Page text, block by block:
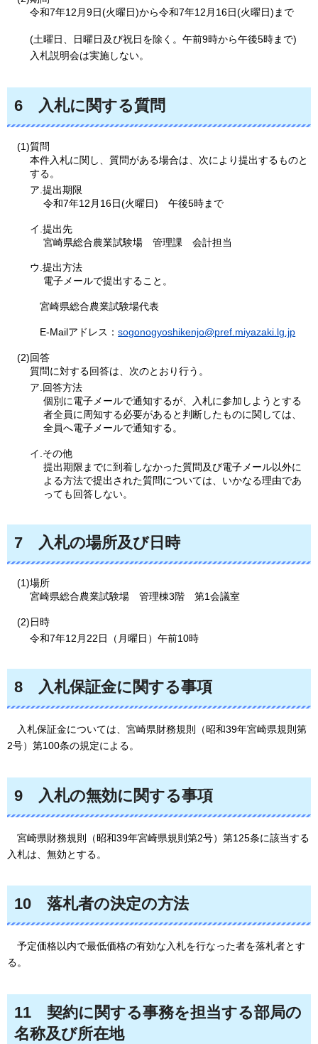
令和7年12月9日(火曜日)から令和7年12月16日(火曜日)まで
(土曜日、日曜日及び祝日を除く。午前9時から午後5時まで)
入札説明会は実施しない。
6 入札に 関する質問
(1)質問
本件入札に関し、質問がある場合は、次により提出するものと
する。
ア.提出期限
令和7年12月16日(火曜日)
午後5時まで
イ.提出先
宮崎県総合農業試験場
管理課 会計担当
ウ.提出方法
電子メールで提出すること。
宮崎県総合農業試験場代表
E-Mailアドレス：sogonogyoshikenjo@pref.miyazaki.lg.jp
(2)回答
質問に対する回答は、次のとおり行う。
ア.回答方法
個別に電子メールで通知するが、入札に参加しようとする
者全員に周知する必要があると判断したものに関しては、
全員へ電子メールで通知する。
イ.その他
提出期限までに到着しなかった質問及び電子メール以外に
よる方法で提出された質問については、いかなる理由であ
っても回答しない。
7 入札の場所及び日時
(1)場所
宮崎県総合農業試験場
管理棟3階 第1会議室
(2)日時
令和7年12月22日（月曜日）午前10時
8 入札保証金に 関する事項
入札保証金については、宮崎県財務規則（昭和39年宮崎県規則第
2号）第100条の規定による。
9 入札の無効に関する事項
宮崎県財務規則 （昭和39年宮崎県規則第2号）第125条に該当する
入札は、無効とする。
10 落札者の決定の方法
予定価格以内で最低価格の有効な入札を行なった者を落札者とす
る。
11 契約に関する事務を担当する部局の
名称及び所在地